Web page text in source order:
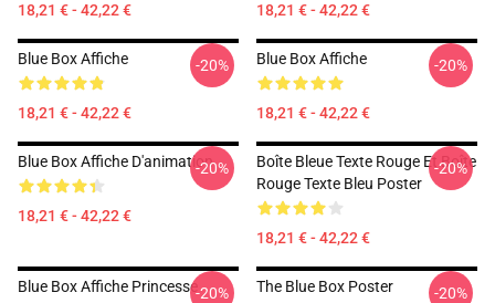
18,21 € - 42,22 € 18,21 € - 42,22 €
Blue Box Affiche
18,21 € - 42,22 €
-20% Blue Box Affiche
18,21 € - 42,22 €
-20%
Blue Box Affiche D'animation
18,21 € - 42,22 €
-20%
Boîte Bleue Texte Rouge Et Boîte
Rouge Texte Bleu Poster
18,21 € - 42,22 €
-20%
Blue Box Affiche Princesse-20% The Blue Box Poster -20%